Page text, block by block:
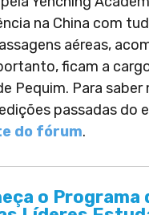
na China com
aéreas,
ficam a
Pequim. Para saber
passadas do
do fórum.
o Programa